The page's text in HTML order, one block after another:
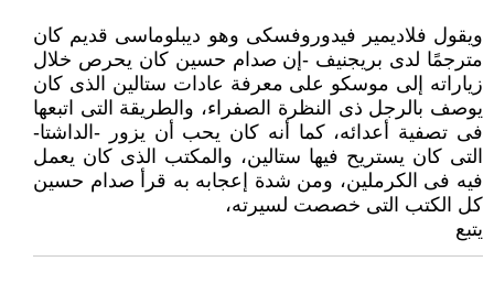
ويقول فلاديمير فيدوروفسكى وهو ديبلوماسى قديم كان
مترجمًا لدى بريجنيف -إن صدام حسين كان يحرص خلال
زياراته إلى موسكو على معرفة عادات ستالين الذى كان
يوصف بالرجل ذى النظرة الصفراء، والطريقة التى اتبعها
فى تصفية أعدائه، كما أنه كان يحب أن يزور -الداشتا-
التى كان يستريح فيها ستالين، والمكتب الذى كان يعمل
فيه فى الكرملين، ومن شدة إعجابه به قرأ صدام حسين
كل الكتب التى خصصت لسيرته،
يتبع